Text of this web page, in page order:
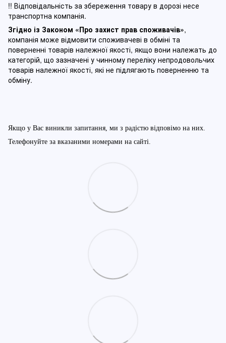
!! Відповідальність за збереження товару в дорозі несе
транспортна компанія.
Згідно із Законом «Про захист прав споживачів»,
компанія може відмовити споживачеві в обміні та
поверненні товарів належної якості, якщо вони належать до
категорій, що зазначені у чинному переліку непродовольчих
товарів належної якості, які не підлягають поверненню та
обміну.
Якщо у Вас виникли запитання, ми з радістю відповімо на них.
Телефонуйте за вказаними номерами на сайті.